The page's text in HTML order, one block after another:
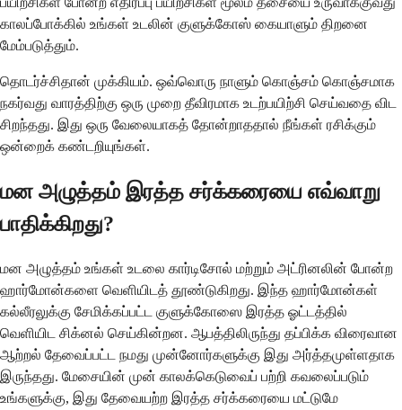
காலப்போக்கில் உங்கள் உடலின் குளுக்கோஸ் கையாளும் திறனை
மேம்படுத்தும்.
தொடர்ச்சிதான் முக்கியம். ஒவ்வொரு நாளும் கொஞ்சம் கொஞ்சமாக
நகர்வது வாரத்திற்கு ஒரு முறை தீவிரமாக உடற்பயிற்சி செய்வதை விட
சிறந்தது. இது ஒரு வேலையாகத் தோன்றாததால் நீங்கள் ரசிக்கும்
ஒன்றைக் கண்டறியுங்கள்.
மன அழுத்தம் இரத்த சர்க்கரையை எவ்வாறு
பாதிக்கிறது?
மன அழுத்தம் உங்கள் உடலை கார்டிசோல் மற்றும் அட்ரினலின் போன்ற
ஹார்மோன்களை வெளியிடத் தூண்டுகிறது. இந்த ஹார்மோன்கள்
கல்லீரலுக்கு சேமிக்கப்பட்ட குளுக்கோஸை இரத்த ஓட்டத்தில்
வெளியிட சிக்னல் செய்கின்றன. ஆபத்திலிருந்து தப்பிக்க விரைவான
ஆற்றல் தேவைப்பட்ட நமது முன்னோர்களுக்கு இது அர்த்தமுள்ளதாக
இருந்தது. மேசையின் முன் காலக்கெடுவைப் பற்றி கவலைப்படும்
உங்களுக்கு, இது தேவையற்ற இரத்த சர்க்கரையை மட்டுமே